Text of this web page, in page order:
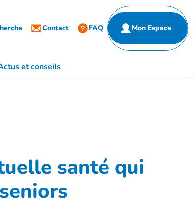
Contact FAQ Mon Espace
Entreprise
Partenaires
de santé
et conseils
santé qui